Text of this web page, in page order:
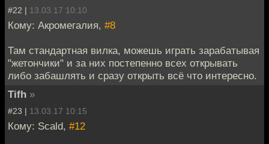
#22 | 13.03.17 10:10
Кому: Акромегалия, #8
Там стандартная вилка, можешь играть зарабатывая
"жетончики" и за них постепенно всех открывать
либо забашлять и сразу открыть всё что интересно.
Tifh »
#23 | 13.03.17 10:15
Кому: Scald, #12